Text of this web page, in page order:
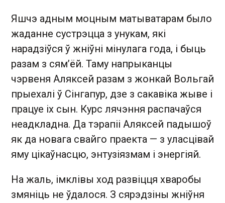
Яшчэ адным моцным матыватарам было
жаданне сустрэцца з унукам, які
нарадзіўся ў жніўні мінулага года, і быць
разам з сям’ёй. Таму напрыканцы
чэрвеня Аляксей разам з жонкай Вольгай
прыехалі ў Сінгапур, дзе з сакавіка жыве і
працуе іх сын. Курс лячэння распачаўся
неадкладна. Да тэрапіі Аляксей падышоў
як да новага свайго праекта — з уласцівай
яму цікаўнасцю, энтузіязмам і энергіяй.
На жаль, імклівы ход развіцця хваробы
змяніць не ўдалося. З сярэдзіны жніўня